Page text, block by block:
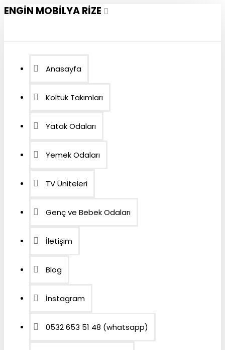
ENGIN MOBILYA RIZE
Anasayfa
Koltuk Takımları
Yatak Odaları
Yemek Odaları
TV Üniteleri
Genç ve Bebek Odaları
İletişim
Blog
İnstagram
0532 653 51 48 (whatsapp)